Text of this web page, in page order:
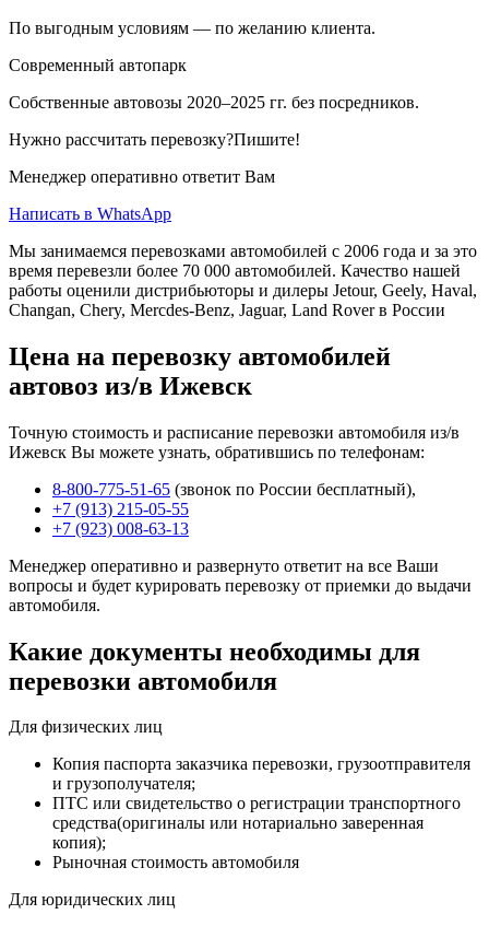
По выгодным условиям — по желанию клиента.
Современный автопарк
Собственные автовозы 2020–2025 гг. без посредников.
Нужно рассчитать перевозку?Пишите!
Менеджер оперативно ответит Вам
Написать в WhatsApp
Мы занимаемся перевозками автомобилей с 2006 года и за это
время перевезли более 70 000 автомобилей. Качество нашей
работы оценили дистрибьюторы и дилеры Jetour, Geely, Haval,
Changan, Chery, Mercdes-Benz, Jaguar, Land Rover в России
Цена на перевозку автомобилей
автовоз из/в Ижевск
Точную стоимость и расписание перевозки автомобиля из/в
Ижевск Вы можете узнать, обратившись по телефонам:
8-800-775-51-65 (звонок по России бесплатный),
+7 (913) 215-05-55
+7 (923) 008-63-13
Менеджер оперативно и развернуто ответит на все Ваши
вопросы и будет курировать перевозку от приемки до выдачи
автомобиля.
Какие документы необходимы для
перевозки автомобиля
Для физических лиц
Копия паспорта заказчика перевозки, грузоотправителя
и грузополучателя;
ПТС или свидетельство о регистрации транспортного
средства(оригиналы или нотариально заверенная
копия);
Рыночная стоимость автомобиля
Для юридических лиц